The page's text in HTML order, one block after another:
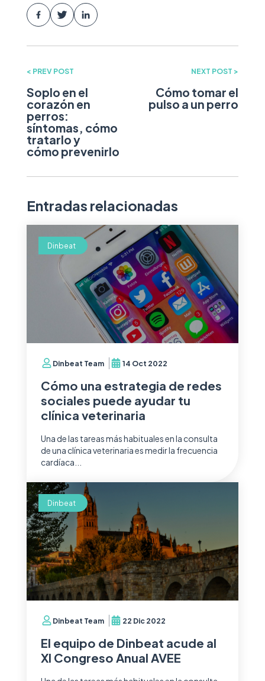
< PREV POST
Soplo en el
corazón en
perros:
síntomas, cómo
tratarlo y
cómo prevenirlo
NEXT POST >
Cómo tomar el
pulso a un perro
Entradas relacionadas
Dinbeat Team 14 Oct 2022
Cómo una estrategia de redes
sociales puede ayudar tu
clínica veterinaria
Una de las tareas más habituales en la consulta
de una clínica veterinaria es medir la frecuencia
cardíaca...
Dinbeat
Dinbeat Team 22 Dic 2022
El equipo de Dinbeat acude al
XI Congreso Anual AVEE
Dinbeat